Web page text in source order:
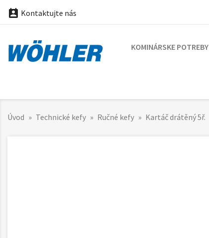
 Kontaktujte nás
KOMINÁRSKE POTREBY
Úvod Technické kefy Ručné kefy Kartáč drátěný 5ř.